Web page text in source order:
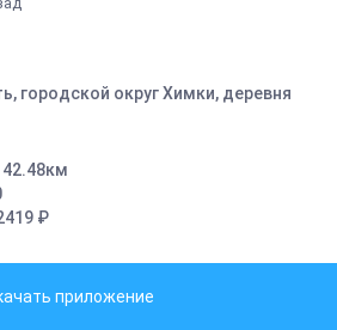
городской округ Химки, деревня
42.48км
₽
приложение